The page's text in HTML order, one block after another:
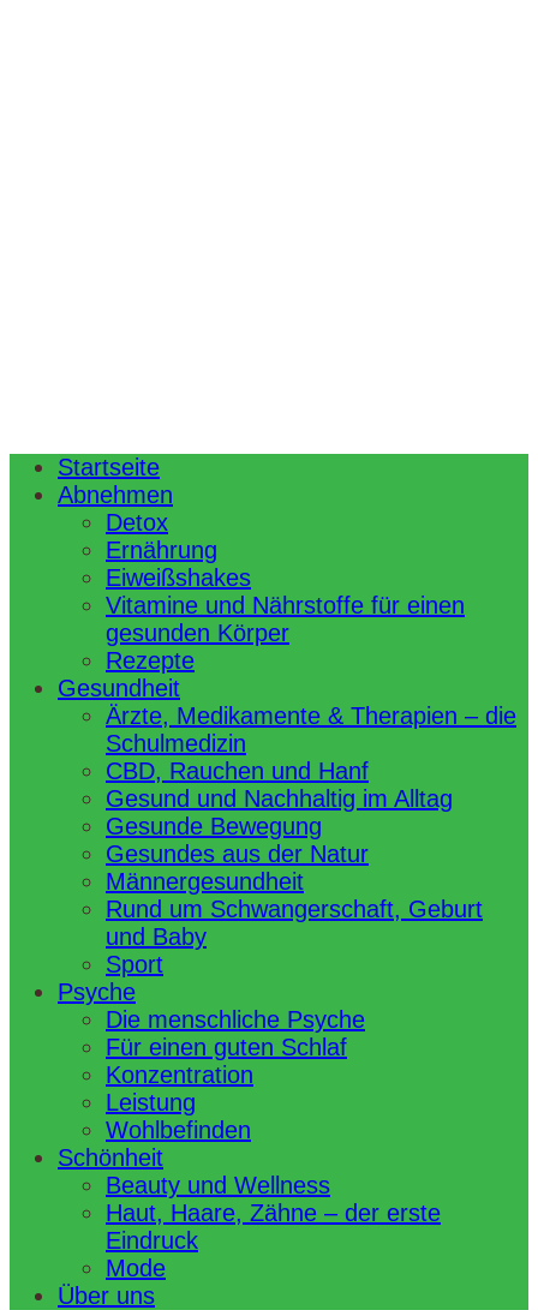
Startseite
Abnehmen
Detox
Ernährung
Eiweißshakes
Vitamine und Nährstoffe für einen
gesunden Körper
Rezepte
Gesundheit
Ärzte, Medikamente & Therapien – die
Schulmedizin
CBD, Rauchen und Hanf
Gesund und Nachhaltig im Alltag
Gesunde Bewegung
Gesundes aus der Natur
Männergesundheit
Rund um Schwangerschaft, Geburt
und Baby
Sport
Psyche
Die menschliche Psyche
Für einen guten Schlaf
Konzentration
Leistung
Wohlbefinden
Schönheit
Beauty und Wellness
Haut, Haare, Zähne – der erste
Eindruck
Mode
Über uns